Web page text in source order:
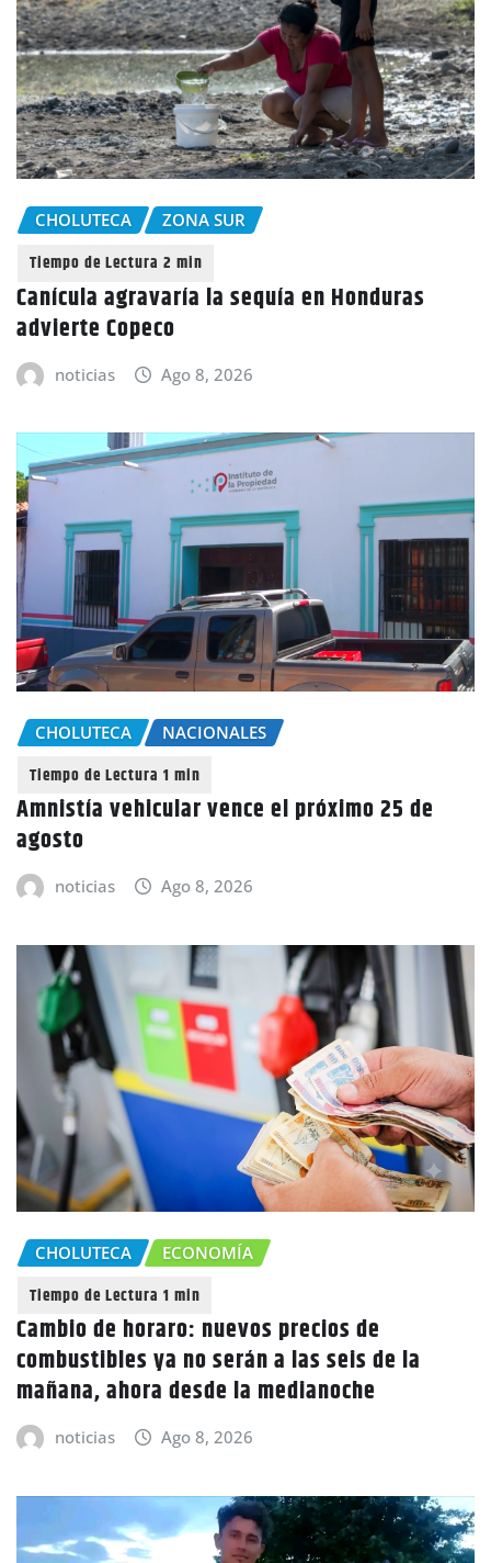
CHOLUTECA ZONA SUR
Canícula agravaría la sequía en Honduras
advierte Copeco
noticias Ago 8, 2026
CHOLUTECA NACIONALES
Amnistía vehicular vence el próximo 25 de
agosto
noticias Ago 8, 2026
CHOLUTECA ECONOMÍA
Cambio de horaro: nuevos precios de
combustibles ya no serán a las seis de la
mañana, ahora desde la medianoche
noticias Ago 8, 2026